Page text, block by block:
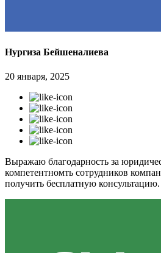
Нургиза Бейшеналиева
20 января, 2025
Выражаю благодарность за
компетентномть сотрудников
получить бесплатную консультацию.